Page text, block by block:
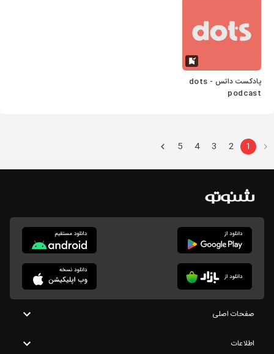
پادکست داتس - dots
podcast
1
2
3
4
5
صفحات اصلی
اطلاعات